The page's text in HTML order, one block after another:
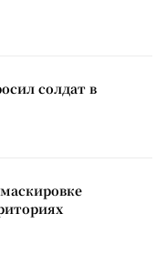
солдат в